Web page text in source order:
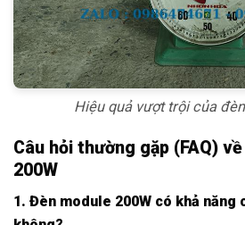
Hiệu quả vượt trội của
Câu hỏi thường gặp (FAQ)
200W
1. Đèn module 200W có khả năng